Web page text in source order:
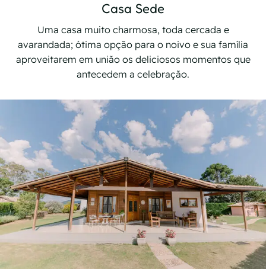
Casa Sede
Uma casa muito charmosa, toda cercada e
avarandada; ótima opção para o noivo e sua família
aproveitarem em união os deliciosos momentos que
antecedem a celebração.